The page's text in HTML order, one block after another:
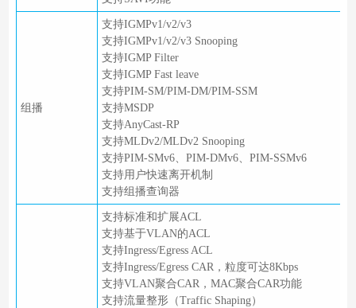
组播
支持IGMPv1/v2/v3
支持IGMPv1/v2/v3 Snooping
支持IGMP Filter
支持IGMP Fast leave
支持PIM-SM/PIM-DM/PIM-SSM
支持MSDP
支持AnyCast-RP
支持MLDv2/MLDv2 Snooping
支持PIM-SMv6、PIM-DMv6、PIM-SSMv6
支持用户快速离开机制
支持组播查询器
支持标准和扩展ACL
支持基于VLAN的ACL
支持Ingress/Egress ACL
支持Ingress/Egress CAR，粒度可达8Kbps
支持VLAN聚合CAR，MAC聚合CAR功能
支持流量整形（Traffic Shaping）